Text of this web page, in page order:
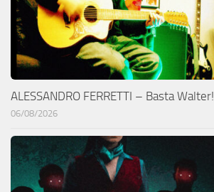
ALESSANDRO FERRETTI – Basta Walter!
06/08/2026